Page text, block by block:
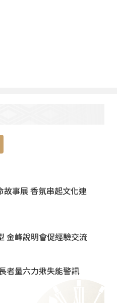
故事展 香氛串起文化連
金峰說明會促經驗交流
者量六力揪失能警訊